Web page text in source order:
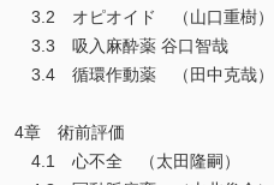
3.2 オピオイド （山口重樹）
3.3 吸入麻酔薬 谷口智哉
3.4 循環作動薬 （田中克哉）
4章 術前評価
4.1 心不全 （太田隆嗣）